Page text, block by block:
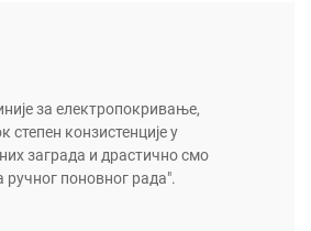
за електропокривање,
степен конзистенције у
заграда и драстично смо
поновног рада".